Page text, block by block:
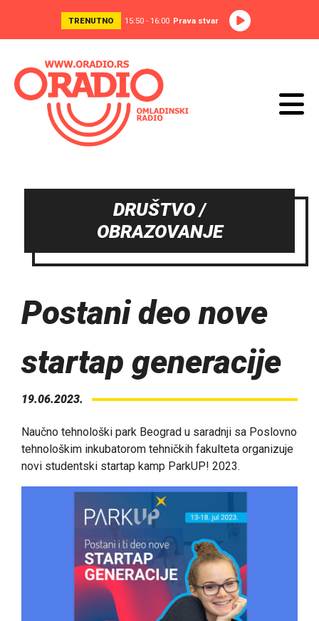
TRENUTNO 15:50 - 16:00 Prava stvar
DRUŠTVO /
OBRAZOVANJE
Postani deo nove
startap generacije
19.06.2023.
Naučno tehnološki park Beograd u saradnji sa Poslovno
tehnološkim inkubatorom tehničkih fakulteta organizuje
novi studentski startap kamp ParkUP! 2023.